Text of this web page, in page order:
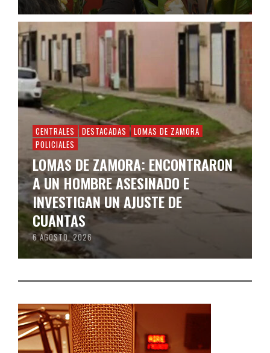
CENTRALES DESTACADAS
LOMAS DE ZAMORA
POLICIALES
LOMAS DE ZAMORA: ENCONTRARON
A UN HOMBRE ASESINADO E
INVESTIGAN UN AJUSTE DE
CUANTAS
6 AGOSTO, 2026